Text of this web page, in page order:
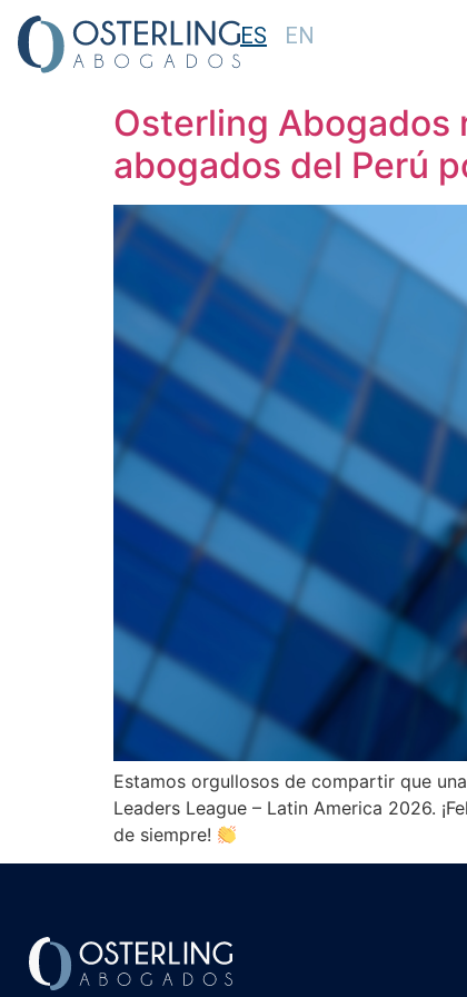
ES EN
Etiqueta:
Osterling Abogados
abogados del Perú
Estamos orgullosos de compartir que
Leaders League – Latin America 2026.
de siempre!